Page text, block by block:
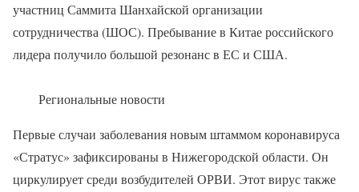
участниц Саммита Шанхайской организации
сотрудничества (ШОС). Пребывание в Китае российского
лидера получило большой резонанс в ЕС и США.
Региональные новости
Первые случаи заболевания новым штаммом коронавируса
«Стратус» зафиксированы в Нижегородской области. Он
циркулирует среди возбудителей ОРВИ. Этот вирус также